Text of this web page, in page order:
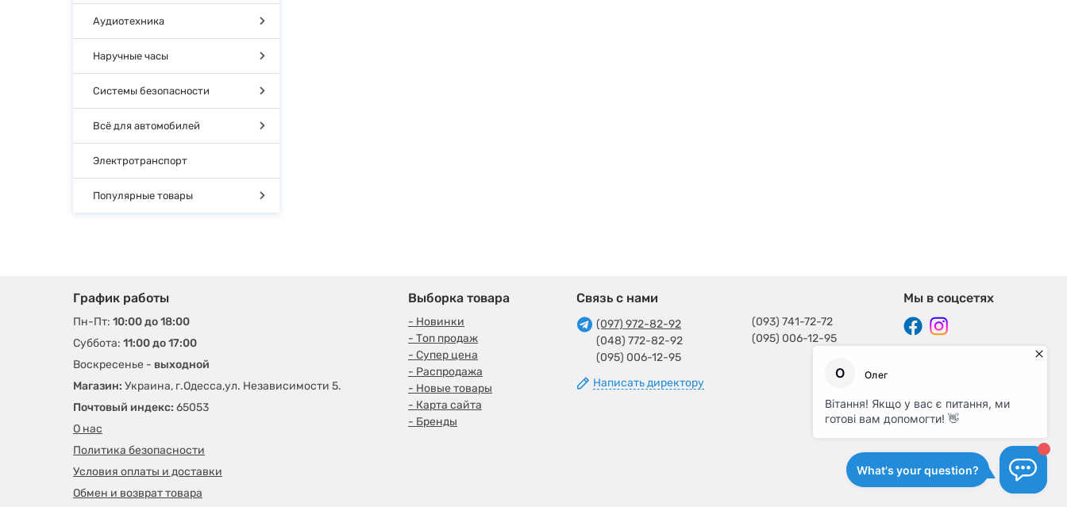
Аудиотехника
Наручные часы
Системы безопасности
Всё для автомобилей
Электротранспорт
Популярные товары
График работы
Пн-Пт: 10:00 до 18:00
Суббота: 11:00 до 17:00
Воскресенье - выходной
Магазин: Украина, г.Одесса,ул. Независимости 5.
Почтовый индекс: 65053
О нас
Политика безопасности
Условия оплаты и доставки
Обмен и возврат товара
Выборка товара
- Новинки
- Топ продаж
- Супер цена
- Распродажа
- Новые товары
- Карта сайта
- Бренды
Связь с нами
(097) 972-82-92
(048) 772-82-92
(095) 006-12-95
Написать директору
(093) 741-72-72
(095) 006-12-95
Мы в соцсетях